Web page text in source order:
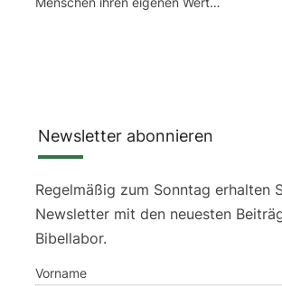
Newsletter abonnieren
Regelmäßig zum Sonntag erhalten
Newsletter mit den neuesten
Bibellabor.
Vorname